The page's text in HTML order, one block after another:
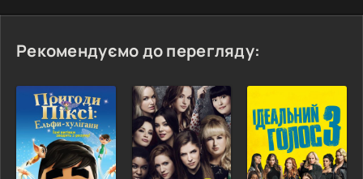
Рекомендуємо до перегляду: